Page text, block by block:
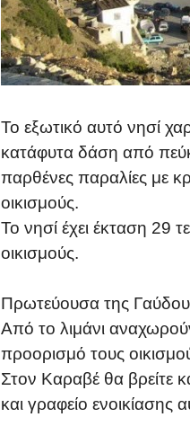
Το εξωτικό αυτό νησί
κατάφυτα δάση από
παρθένες παραλίες με
οικισμούς.
Το νησί έχει έκταση 29
οικισμούς.
Πρωτεύουσα της Γαύδου
Από το λιμάνι
προορισμό τους
Στον Καραβέ θα βρείτε
και γραφείο ενοικίασης